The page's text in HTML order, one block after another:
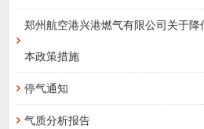
郑州航空港兴港燃气有限公司关于降
本政策措施
停气通知
气质分析报告